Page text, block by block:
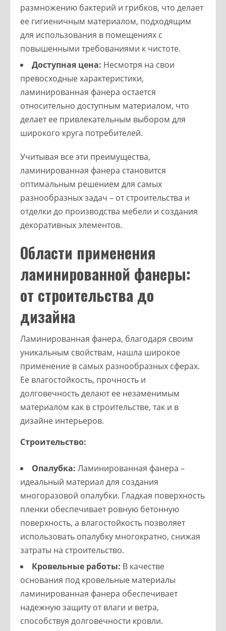
размножению бактерий и грибков, что делает
ее гигиеничным материалом, подходящим
для использования в помещениях с
повышенными требованиями к чистоте.
Доступная цена: Несмотря на свои
превосходные характеристики,
ламинированная фанера остается
относительно доступным материалом, что
делает ее привлекательным выбором для
широкого круга потребителей.
Учитывая все эти преимущества,
ламинированная фанера становится
оптимальным решением для самых
разнообразных задач – от строительства и
отделки до производства мебели и создания
декоративных элементов.
Области применения
ламинированной фанеры:
от строительства до
дизайна
Ламинированная фанера, благодаря своим
уникальным свойствам, нашла широкое
применение в самых разнообразных сферах.
Ее влагостойкость, прочность и
долговечность делают ее незаменимым
материалом как в строительстве, так и в
дизайне интерьеров.
Строительство:
Опалубка: Ламинированная фанера –
идеальный материал для создания
многоразовой опалубки. Гладкая поверхность
пленки обеспечивает ровную бетонную
поверхность, а влагостойкость позволяет
использовать опалубку многократно, снижая
затраты на строительство.
Кровельные работы: В качестве
основания под кровельные материалы
ламинированная фанера обеспечивает
надежную защиту от влаги и ветра,
способствуя долговечности кровли.